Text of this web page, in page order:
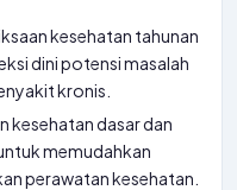
kesehatan tahunan
dini potensi masalah
kronis.
kesehatan dasar dan
memudahkan
perawatan kesehatan.